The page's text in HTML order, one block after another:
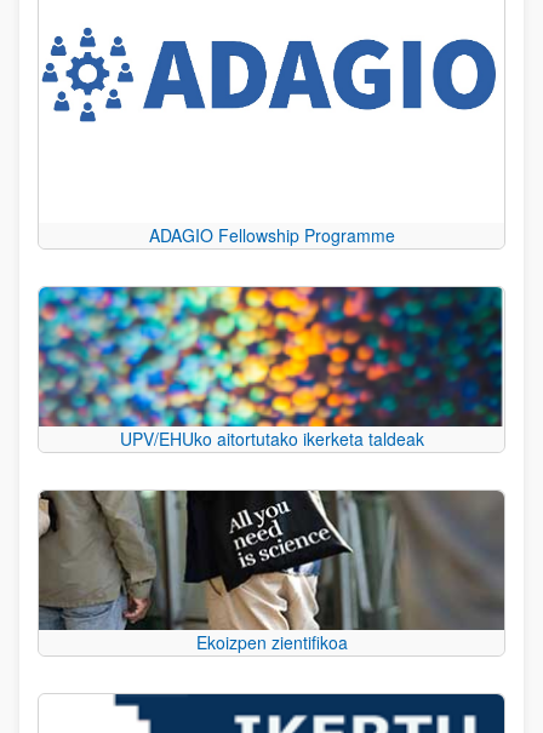
ADAGIO Fellowship Programme
UPV/EHUko aitortutako ikerketa taldeak
Ekoizpen zientifikoa